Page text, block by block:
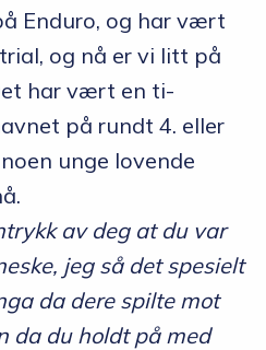
Enduro, og har vært
og nå er vi litt på
har vært en ti-
på rundt 4. eller
unge lovende
av deg at du var
jeg så det spesielt
da dere spilte mot
da du holdt på med